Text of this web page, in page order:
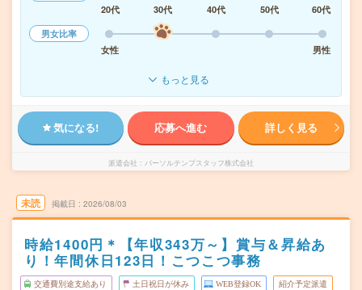
20代
30代 40代 50代
60代
男女比率
女性
男性
もっと見る
気になる! 応募へ進む 詳しく見る
派遣会社 パーソルテンプスタッフ株式会社
未読 掲載日 2026/08/03
時給1400円＊【年収343万～】賞与＆昇給あ
り！年間休日123日！こつこつ事務
交通費別途支給あり 土日祝日が休み WEB登録OK 紹介予定派遣